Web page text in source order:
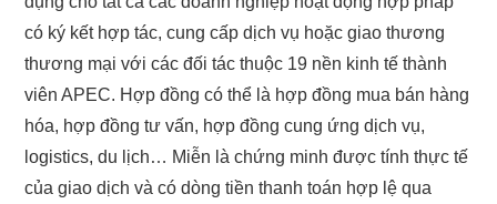
có ký kết hợp tác, cung cấp dịch vụ hoặc giao thương
thương mại với các đối tác thuộc 19 nền kinh tế thành
viên APEC. Hợp đồng có thể là hợp đồng mua bán hàng
hóa, hợp đồng tư vấn, hợp đồng cung ứng dịch vụ,
logistics, du lịch… Miễn là chứng minh được tính thực tế
của giao dịch và có dòng tiền thanh toán hợp lệ qua